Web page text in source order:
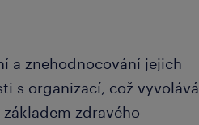
a znehodnocování jejich
s organizací, což vyvolává
zdravého